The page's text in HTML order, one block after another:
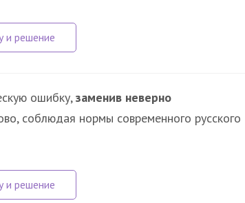
ошибку,заменив неверно
соблюдая нормы современного русского